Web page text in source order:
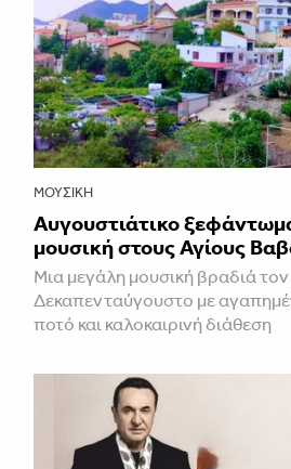
ΜΟΥΣΙΚΉ
Αυγουστιάτικο
μουσική στους Αγίους
Μια μεγάλη μουσική βραδιά τον
Δεκαπενταύγουστο με
ποτό και καλοκαιρινή διάθεση